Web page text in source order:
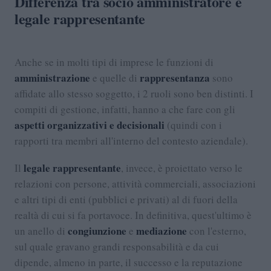
legale rappresentante
Anche se in molti tipi di imprese le funzioni di
amministrazione e quelle di rappresentanza sono
affidate allo stesso soggetto, i 2 ruoli sono ben distinti. I
compiti di gestione, infatti, hanno a che fare con gli
aspetti organizzativi e decisionali (quindi con i
rapporti tra membri all'interno del contesto aziendale).
Il legale rappresentante , invece, è proiettato verso le
relazioni con persone, attività commerciali, associazioni
e altri tipi di enti (pubblici e privati) al di fuori della
realtà di cui si fa portavoce. In definitiva, quest'ultimo è
un anello di congiunzione e mediazione con l'esterno,
sul quale gravano grandi responsabilità e da cui
dipende, almeno in parte, il successo e la reputazione